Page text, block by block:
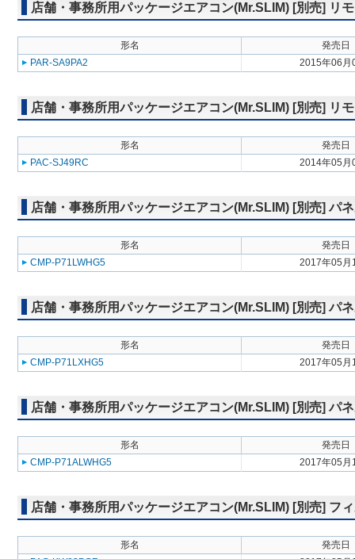
店舗・事務所用パッケージエアコン(Mr.SLIM) [別売] リ
形名
発売日
PAR-SA9PA2
2015年06月
店舗・事務所用パッケージエアコン(Mr.SLIM) [別売] リ
形名
発売日
PAC-SJ49RC
2014年05月
店舗・事務所用パッケージエアコン(Mr.SLIM) [別売] パ
形名
発売日
CMP-P71LWHG5
2017年05月
店舗・事務所用パッケージエアコン(Mr.SLIM) [別売] パ
形名
発売日
CMP-P71LXHG5
2017年05月
店舗・事務所用パッケージエアコン(Mr.SLIM) [別売] パ
形名
発売日
CMP-P71ALWHG5
2017年05月
店舗・事務所用パッケージエアコン(Mr.SLIM) [別売] フ
形名
発売日